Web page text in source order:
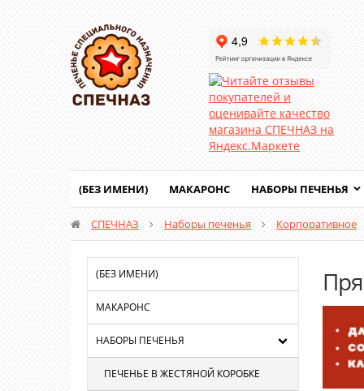
(БЕЗ ИМЕНИ) МАКАРОНС НАБОРЫ ПЕЧЕНЬЯ
СПЕЧНАЗ Наборы печенья Корпоративное
(БЕЗ ИМЕНИ)
МАКАРОНС
НАБОРЫ ПЕЧЕНЬЯ
ПЕЧЕНЬЕ В ЖЕСТЯНОЙ КОРОБКЕ